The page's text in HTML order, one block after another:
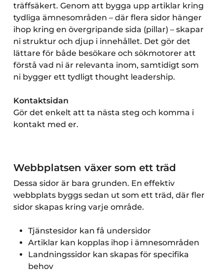
träffsäkert. Genom att bygga upp artiklar kring
tydliga ämnesområden – där flera sidor hänger
ihop kring en övergripande sida (pillar) – skapar
ni struktur och djup i innehållet. Det gör det
lättare för både besökare och sökmotorer att
förstå vad ni är relevanta inom, samtidigt som
ni bygger ett tydligt thought leadership.
Kontaktsidan
Gör det enkelt att ta nästa steg och komma i
kontakt med er.
Webbplatsen växer som ett träd
Dessa sidor är bara grunden. En effektiv
webbplats byggs sedan ut som ett träd, där fler
sidor skapas kring varje område.
Tjänstesidor kan få undersidor
Artiklar kan kopplas ihop i ämnesområden
Landningssidor kan skapas för specifika
behov